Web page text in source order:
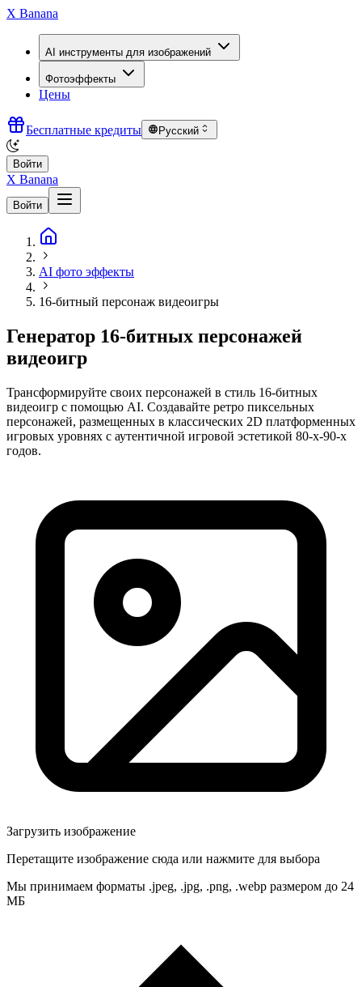
X Banana
AI инструменты для изображений
Фотоэффекты
Цены
Бесплатные кредиты Русский
Войти
X Banana
Войти
AI фото эффекты
16-битный персонаж видеоигры
Генератор 16-битных персонажей
видеоигр
Трансформируйте своих персонажей в стиль 16-битных
видеоигр с помощью AI. Создавайте ретро пиксельных
персонажей, размещенных в классических 2D платформенных
игровых уровнях с аутентичной игровой эстетикой 80-х-90-х
годов.
Загрузить изображение
Перетащите изображение сюда или нажмите для выбора
Мы принимаем форматы .jpeg, .jpg, .png, .webp размером до 24
МБ